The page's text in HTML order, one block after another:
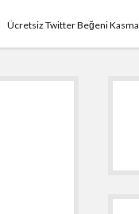
Ücretsiz Twitter Beğeni Kasma